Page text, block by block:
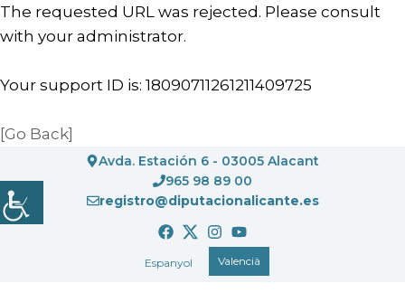
The requested URL was rejected. Please consult
with your administrator.
Your support ID is: 18090711261211409725
[Go Back]
al
contingut
Avda. Estación 6 - 03005 Alacant
965 98 89 00
registro@diputacionalicante.es
Espanyol Valencià